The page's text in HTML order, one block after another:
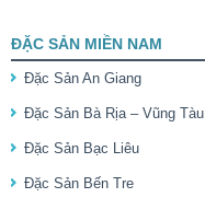
ĐẶC SẢN MIỀN NAM
Đặc Sản An Giang
Đặc Sản Bà Rịa – Vũng Tàu
Đặc Sản Bạc Liêu
Đặc Sản Bến Tre